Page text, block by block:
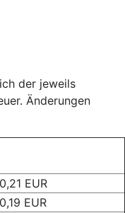
der jeweils
Änderungen
0,21 EUR
0,19 EUR